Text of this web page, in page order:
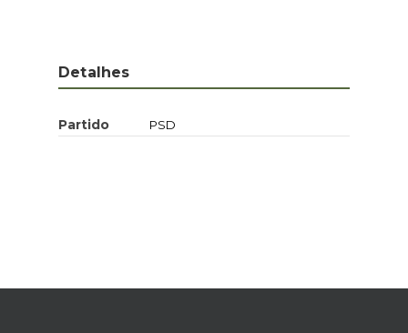
Detalhes
Partido PSD